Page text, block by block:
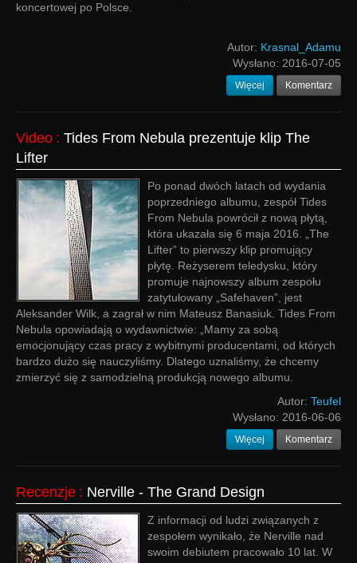
koncertowej po Polsce.
Autor: Krasnal_Adamu
Wysłano: 2016-07-05
Więcej Komentarz
Video : Tides From Nebula prezentuje klip The
Lifter
Po ponad dwóch latach od wydania
poprzedniego albumu, zespół Tides
From Nebula powrócił z nową płytą,
która ukazała się 6 maja 2016. „The
Lifter” to pierwszy klip promujący
płytę. Reżyserem teledysku, który
promuje najnowszy album zespołu
zatytułowany „Safehaven”, jest
Aleksander Wilk, a zagrał w nim Mateusz Banasiuk. Tides From
Nebula opowiadają o wydawnictwie: „Mamy za sobą
emocjonujący czas pracy z wybitnymi producentami, od których
bardzo dużo się nauczyliśmy. Dlatego uznaliśmy, że chcemy
zmierzyć się z samodzielną produkcją nowego albumu.
Autor: Teufel
Wysłano: 2016-06-06
Więcej Komentarz
Recenzje : Nerville - The Grand Design
Z informacji od ludzi związanych z
zespołem wynikało, że Nerville nad
swoim debiutem pracowało 10 lat. W